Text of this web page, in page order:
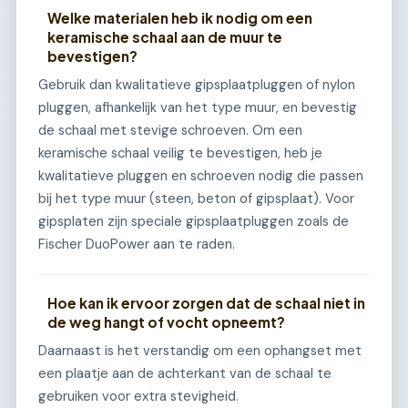
Welke materialen heb ik nodig om een
keramische schaal aan de muur te
bevestigen?
Gebruik dan kwalitatieve gipsplaatpluggen of nylon
pluggen, afhankelijk van het type muur, en bevestig
de schaal met stevige schroeven. Om een
keramische schaal veilig te bevestigen, heb je
kwalitatieve pluggen en schroeven nodig die passen
bij het type muur (steen, beton of gipsplaat). Voor
gipsplaten zijn speciale gipsplaatpluggen zoals de
Fischer DuoPower aan te raden.
Hoe kan ik ervoor zorgen dat de schaal niet in
de weg hangt of vocht opneemt?
Daarnaast is het verstandig om een ophangset met
een plaatje aan de achterkant van de schaal te
gebruiken voor extra stevigheid.